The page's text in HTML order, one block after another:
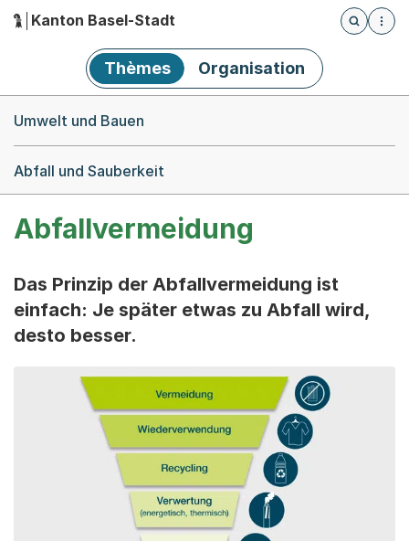
Hauptnavigation
Kanton Basel-Stadt
Öffnet
Thèmes Organisation
Umwelt und Bauen
Abfall und Sauberkeit
Abfallvermeidung
Das Prinzip der Abfallvermeidung ist
einfach: Je später etwas zu Abfall wird,
desto besser.